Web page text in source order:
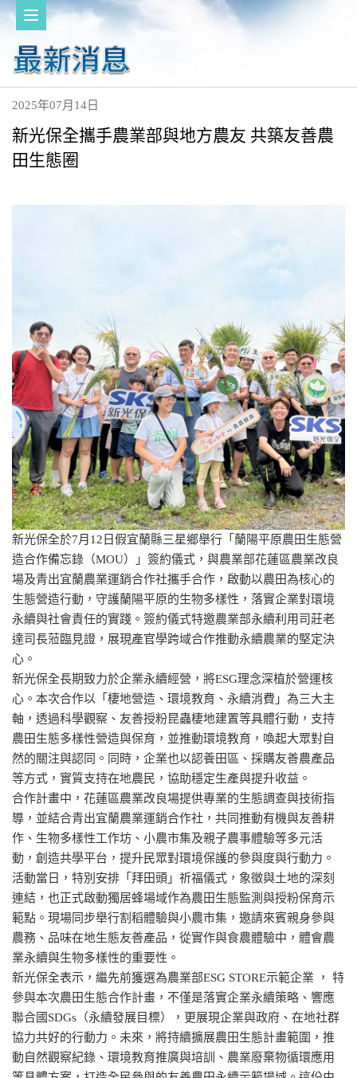
2025年07月14日
新光保全攜手農業部與地方農友 共築友善農
田生態圈
新光保全於7月12日假宜蘭縣三星鄉舉行「蘭陽平原農田生態營
造合作備忘錄（MOU）」簽約儀式，與農業部花蓮區農業改良
場及青出宜蘭農業運銷合作社攜手合作，啟動以農田為核心的
生態營造行動，守護蘭陽平原的生物多樣性，落實企業對環境
永續與社會責任的實踐。簽約儀式特邀農業部永續利用司莊老
達司長蒞臨見證，展現產官學跨域合作推動永續農業的堅定決
心。
新光保全長期致力於企業永續經營，將ESG理念深植於營運核
心。本次合作以「棲地營造、環境教育、永續消費」為三大主
軸，透過科學觀察、友善授粉昆蟲棲地建置等具體行動，支持
農田生態多樣性營造與保育，並推動環境教育，喚起大眾對自
然的關注與認同。同時，企業也以認養田區、採購友善農產品
等方式，實質支持在地農民，協助穩定生產與提升收益。
合作計畫中，花蓮區農業改良場提供專業的生態調查與技術指
導，並結合青出宜蘭農業運銷合作社，共同推動有機與友善耕
作、生物多樣性工作坊、小農市集及親子農事體驗等多元活
動，創造共學平台，提升民眾對環境保護的參與度與行動力。
活動當日，特別安排「拜田頭」祈福儀式，象徵與土地的深刻
連結，也正式啟動獨居蜂場域作為農田生態監測與授粉保育示
範點。現場同步舉行割稻體驗與小農市集，邀請來賓親身參與
農務、品味在地生態友善產品，從實作與食農體驗中，體會農
業永續與生物多樣性的重要性。
新光保全表示，繼先前獲選為農業部ESG STORE示範企業 ， 特
參與本次農田生態合作計畫，不僅是落實企業永續策略、響應
聯合國SDGs（永續發展目標），更展現企業與政府、在地社群
協力共好的行動力。未來，將持續擴展農田生態計畫範圍，推
動自然觀察紀錄、環境教育推廣與培訓、農業廢棄物循環應用